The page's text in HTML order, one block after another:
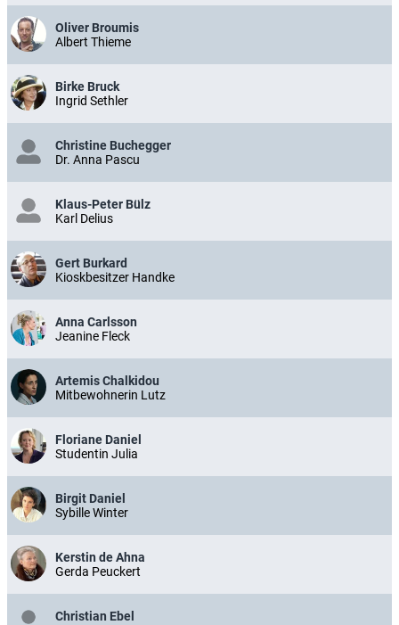
Oliver Broumis
Albert Thieme
Birke Bruck
Ingrid Sethler
Christine Buchegger
Dr. Anna Pascu
Klaus-Peter Bülz
Karl Delius
Gert Burkard
Kioskbesitzer Handke
Anna Carlsson
Jeanine Fleck
Artemis Chalkidou
Mitbewohnerin Lutz
Floriane Daniel
Studentin Julia
Birgit Daniel
Sybille Winter
Kerstin de Ahna
Gerda Peuckert
Christian Ebel